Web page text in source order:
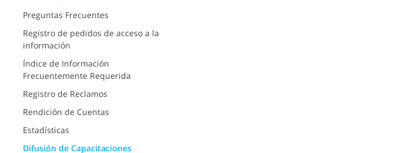
Preguntas Frecuentes
Registro de pedidos de acceso a la
información
Índice de Información
Frecuentemente Requerida
Registro de Reclamos
Rendición de Cuentas
Estadísticas
Difusión de Capacitaciones